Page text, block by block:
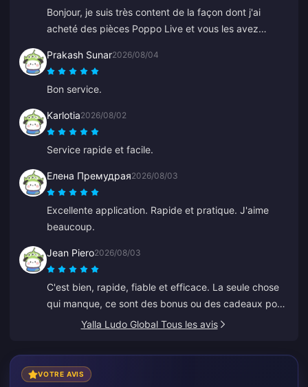
Bonjour, je suis très content de la façon dont j'ai
acheté des pièces Poppo Live et vous les avez
suis ravi de votre application et de la façon dont elle
m'a guidé. Merci, continuez comme ça.
Prakash Sunar2026/08/04
Bon service.
Karlotia2026/08/02
Service rapide et facile.
Елена Премудрая2026/08/03
Excellente application. Rapide et pratique. J'aime
beaucoup.
Jean Piero2026/08/03
C'est bien, rapide, fiable et efficace. La seule chose
qui manque, ce sont des bonus ou des cadeaux pour
les recharges fréquentes.
Yalla Ludo Global Tous les avis
VOTRE AVIS